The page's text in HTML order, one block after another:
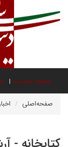
صفحه نخست
صفحه‌اصلی